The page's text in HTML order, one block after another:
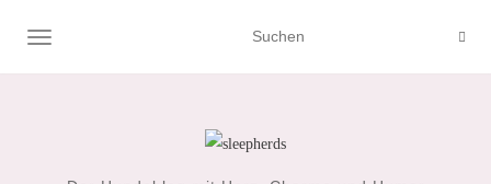
NAVIGATION UMSCHALTEN